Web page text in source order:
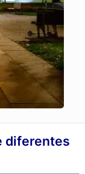
diferentes